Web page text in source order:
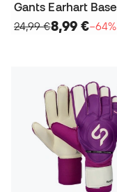
Gants Earhart Base
24,99 €8,99 €−64%